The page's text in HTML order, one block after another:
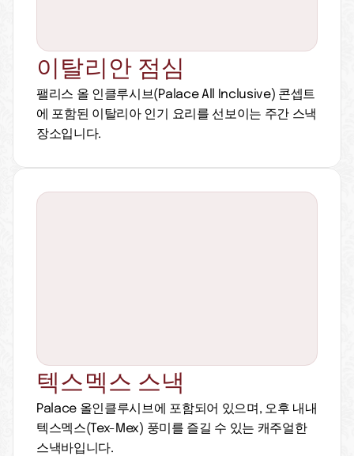
이탈리안 점심
팰리스 올 인클루시브(Palace All Inclusive) 콘셉트
에 포함된 이탈리아 인기 요리를 선보이는 주간 스낵
장소입니다.
텍스멕스 스낵
Palace 올인클루시브에 포함되어 있으며, 오후 내내
텍스멕스(Tex-Mex) 풍미를 즐길 수 있는 캐주얼한
스낵바입니다.